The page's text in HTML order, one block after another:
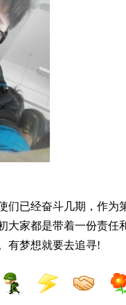
已经奋斗几期，作为
大家都是带着一份责任
有梦想就要去追寻!